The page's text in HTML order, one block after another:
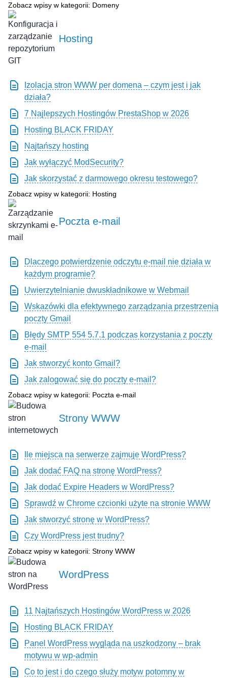
Zobacz wpisy w kategorii: Domeny
Hosting
Izolacja stron WWW per domena – czym jest i jak
działa?
7 Najlepszych Hostingów PrestaShop w 2026
Hosting BLACK FRIDAY
Najtańszy hosting
Jak wyłączyć ModSecurity?
Jak skorzystać z darmowego okresu testowego?
Zobacz wpisy w kategorii: Hosting
Poczta e-mail
Dlaczego potwierdzenie odczytu e-mail nie działa w
każdym programie?
Uwierzytelnianie dwuskładnikowe w Webmail
Wskazówki dla efektywnego zarządzania przestrzenią
poczty Gmail
Błędy SMTP 554 5.7.1 podczas korzystania z poczty
e-mail
Jak stworzyć konto Gmail?
Jak zalogować się do poczty e-mail?
Zobacz wpisy w kategorii: Poczta e-mail
Strony WWW
Ile miejsca na serwerze zajmuje WordPress?
Jak dodać FAQ na stronę WordPress?
Jak dodać Expire Headers w WordPress?
Sprawdź w Chrome czcionki użyte na stronie WWW
Jak stworzyć stronę w WordPress?
Czy WordPress jest trudny?
Zobacz wpisy w kategorii: Strony WWW
WordPress
11 Najtańszych Hostingów WordPress w 2026
Hosting BLACK FRIDAY
Panel WordPress wygląda na uszkodzony – brak
motywu w wp-admin
Co to jest i do czego służy motyw potomny w